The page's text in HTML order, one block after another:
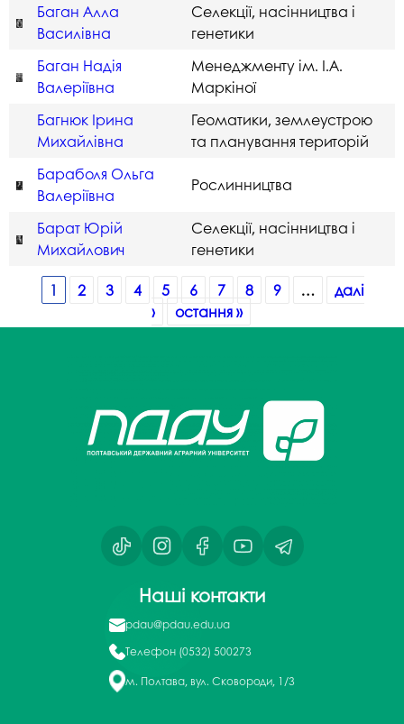
Баган Алла
Василівна
Селекції, насінництва і
генетики
Баган Надія
Валеріївна
Менеджменту ім. І.А.
Маркіної
Багнюк Ірина
Михайлівна
Геоматики, землеустрою
та планування територій
Бараболя Ольга
Валеріївна
Рослинництва
Барат Юрій
Михайлович
Селекції, насінництва і
генетики
Сторінки
1 2 3 4 5 6 7 8 9 …
далі
›
остання »
Наші контакти
pdau@pdau.edu.ua
Телефон (0532) 500273
м. Полтава, вул. Сковороди, 1/3